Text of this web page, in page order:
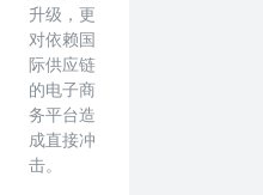
升级，更
对依赖国
际供应链
的电子商
务平台造
成直接冲
击。